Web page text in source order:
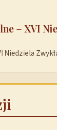
– XVI